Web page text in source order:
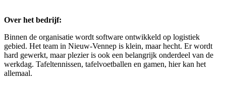
Over het bedrijf:
Binnen de organisatie wordt software ontwikkeld op logistiek
gebied. Het team in Nieuw-Vennep is klein, maar hecht. Er wordt
hard gewerkt, maar plezier is ook een belangrijk onderdeel van de
werkdag. Tafeltennissen, tafelvoetballen en gamen, hier kan het
allemaal.